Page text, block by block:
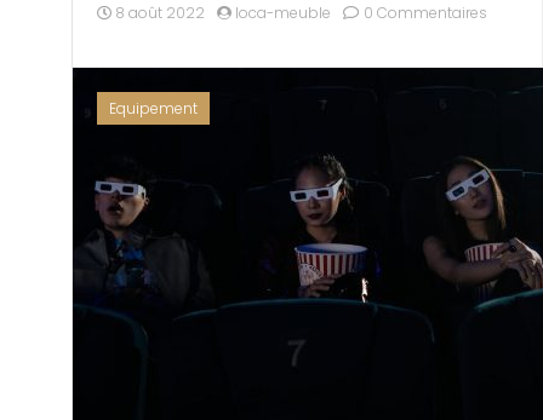
8 août 2022 loca-meuble 0 Commentaires
Equipement